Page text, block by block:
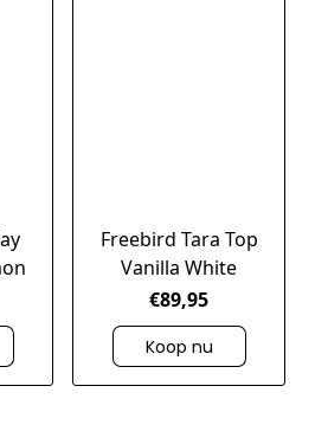
Freebird Tara Top
Vanilla White
€89,95
Koop nu